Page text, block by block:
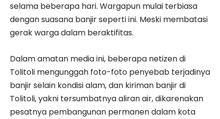
selama beberapa hari. Wargapun mulai terbiasa
dengan suasana banjir seperti ini. Meski membatasi
gerak warga dalam beraktifitas.
Dalam amatan media ini, beberapa netizen di
Tolitoli mengunggah foto-foto penyebab terjadinya
banjir selain kondisi alam, dan kiriman banjir di
Tolitoli, yakni tersumbatnya aliran air, dikarenakan
pesatnya pembangunan permanen dalam kota